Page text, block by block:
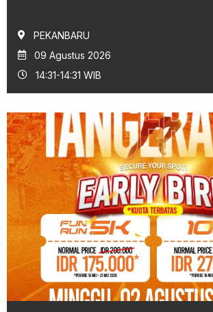
PEKANBARU
09 Agustus 2026
14:31-14:31 WIB